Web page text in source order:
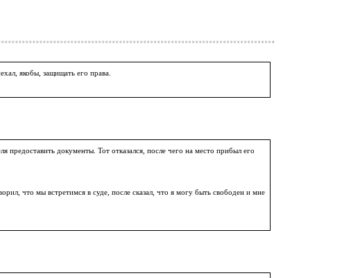
якобы, защищать его права.
документы. Тот отказался, после чего на место прибыл его
что мы встретимся в суде, после сказал, что я могу быть свободен и мне